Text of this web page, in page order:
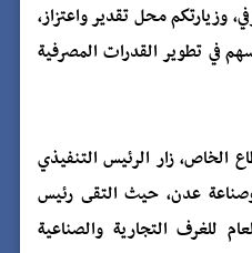
وزيارتكم محل تقدير واعتزاز،
في تطوير القدرات المصرفية
الخاص، زار الرئيس التنفيذي
وصناعة عدن، حيث التقى رئيس
للغرف التجارية والصناعية